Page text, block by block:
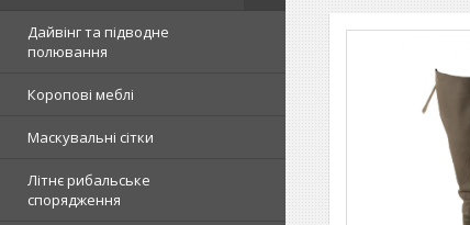
Дайвінг та підводне
полювання
Коропові меблі
Маскувальні сітки
Літнє рибальське
спорядження